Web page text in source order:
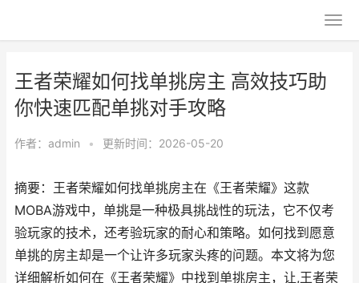
王者荣耀如何找单挑房主 高效技巧助
你快速匹配单挑对手攻略
作者： admin • 更新时间：2026-05-20
摘要：王者荣耀如何找单挑房主在《王者荣耀》这款
MOBA游戏中，单挑是一种极具挑战性的玩法，它不仅考
验玩家的技术，还考验玩家的耐心和策略。如何找到愿意
单挑的房主却是一个让许多玩家头疼的问题。本文将为您
详细解析如何在《王者荣耀》中找到单挑房主，让,王者荣